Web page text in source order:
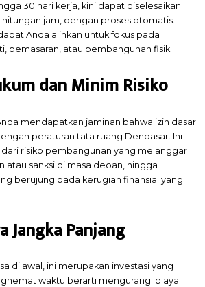
30 hari kerja, kini dapat diselesaikan
hitungan jam, dengan proses otomatis.
Anda alihkan untuk fokus pada
pemasaran, atau pembangunan fisik.
dan Minim Risiko
mendapatkan jaminan bahwa izin dasar
peraturan tata ruang Denpasar. Ini
risiko pembangunan yang melanggar
atau sanksi di masa deoan, hingga
berujung pada kerugian finansial yang
Jangka Panjang
di awal, ini merupakan investasi yang
waktu berarti mengurangi biaya